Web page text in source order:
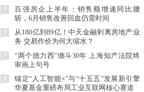
5
百强房企上半年：销售额增速同比腰
斩，6月销售改善回血仍需时间
6
从180亿到89亿！中天金融剥离房地产业
务 交易作价为何大缩水？
7
“两个德力西”缠斗30年 上海知产法院终
审画上句号
8
锚定“人工智能+”与“十五五”发展新引擎
华夏基金重磅布局工业互联网核心赛道